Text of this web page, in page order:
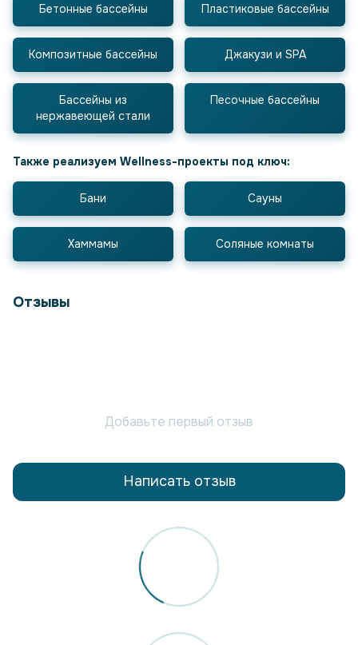
Бетонные бассейны Пластиковые бассейны
Композитные бассейны Джакузи и SPA
Бассейны из
нержавеющей стали
Песочные бассейны
Также реализуем Wellness-проекты под ключ:
Бани Сауны
Хаммамы Соляные комнаты
Отзывы
Добавьте первый отзыв
Написать отзыв